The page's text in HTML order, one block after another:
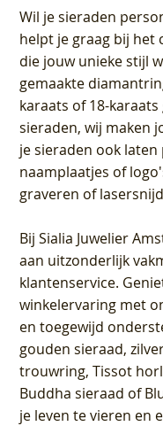
Wil je sieraden
helpt je graag bij het
die jouw unieke stijl
gemaakte
karaats of 18-
sieraden, wij maken
je sieraden ook
naamplaatjes of
graveren of
BijSialia Juwelier
aan uitzonderlijk
klantenservice.
winkelervaring met
en toegewijd
gouden sieraad,
trouwring, Tissot
Buddha sieraad of
je leven te vieren en